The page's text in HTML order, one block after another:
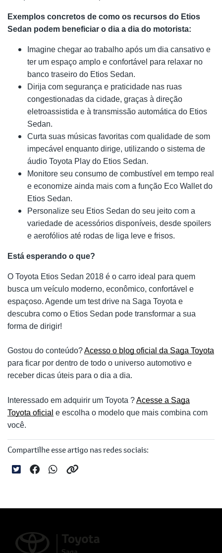
Exemplos concretos de como os recursos do Etios
Sedan podem beneficiar o dia a dia do motorista:
Imagine chegar ao trabalho após um dia cansativo e
ter um espaço amplo e confortável para relaxar no
banco traseiro do Etios Sedan.
Dirija com segurança e praticidade nas ruas
congestionadas da cidade, graças à direção
eletroassistida e à transmissão automática do Etios
Sedan.
Curta suas músicas favoritas com qualidade de som
impecável enquanto dirige, utilizando o sistema de
áudio Toyota Play do Etios Sedan.
Monitore seu consumo de combustível em tempo real
e economize ainda mais com a função Eco Wallet do
Etios Sedan.
Personalize seu Etios Sedan do seu jeito com a
variedade de acessórios disponíveis, desde spoilers
e aerofólios até rodas de liga leve e frisos.
Está esperando o que?
O Toyota Etios Sedan 2018 é o carro ideal para quem
busca um veículo moderno, econômico, confortável e
espaçoso. Agende um test drive na Saga Toyota e
descubra como o Etios Sedan pode transformar a sua
forma de dirigir!
Gostou do conteúdo?Acesso o blog oficial da Saga Toyota
para ficar por dentro de todo o universo automotivo e
receber dicas úteis para o dia a dia.
Interessado em adquirir um Toyota ?Acesse a Saga
Toyota oficial e escolha o modelo que mais combina com
você.
Compartilhe esse artigo nas redes sociais: